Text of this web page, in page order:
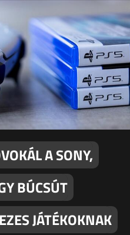
A SONY,
BÚCSÚT
JÁTÉKOKNAK